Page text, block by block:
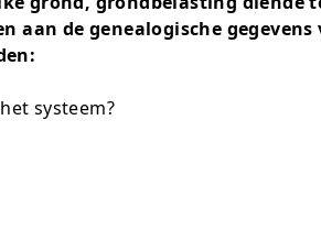
aan de genealogische
systeem?